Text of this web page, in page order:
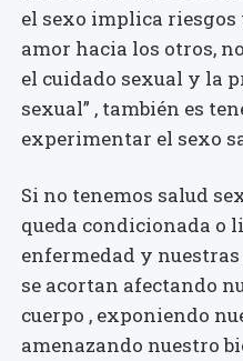
el sexo implica riesgos
amor hacia los otros,
el cuidado sexual y la
sexual” , también es
experimentar el sexo
Si no tenemos salud
queda condicionada o
enfermedad y
se acortan afectando
cuerpo , exponiendo
amenazando nuestro